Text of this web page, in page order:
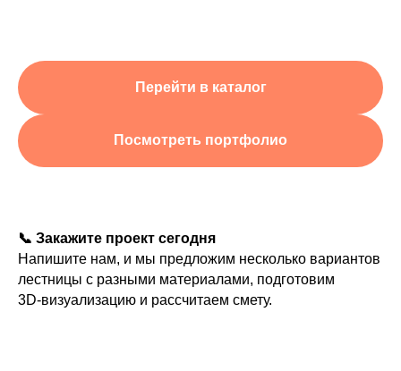
Перейти в каталог
Посмотреть портфолио
📞 Закажите проект сегодня
Напишите нам, и мы предложим несколько вариантов
лестницы с разными материалами, подготовим
3D‑визуализацию и рассчитаем смету.